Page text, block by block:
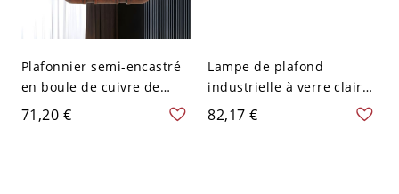
Plafonnier semi-encastré
en boule de cuivre de
style ferme avec verre
ambré, 2 lumières, pour
71,20 €
Lampe de plafond
industrielle à verre clair
avec valve décorative,
cage tubulaire semi-
82,17 €